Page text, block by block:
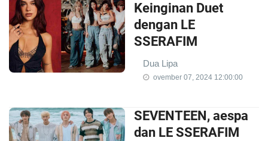
Keinginan Duet
dengan LE
SSERAFIM
Dua Lipa
ovember 07, 2024 12:00:00
SEVENTEEN, aespa
dan LE SSERAFIM